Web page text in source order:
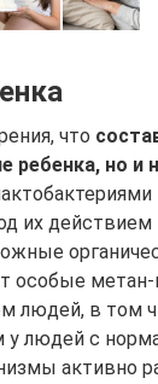
что
ребенка, но и
их
особые
в том
людей с
активно